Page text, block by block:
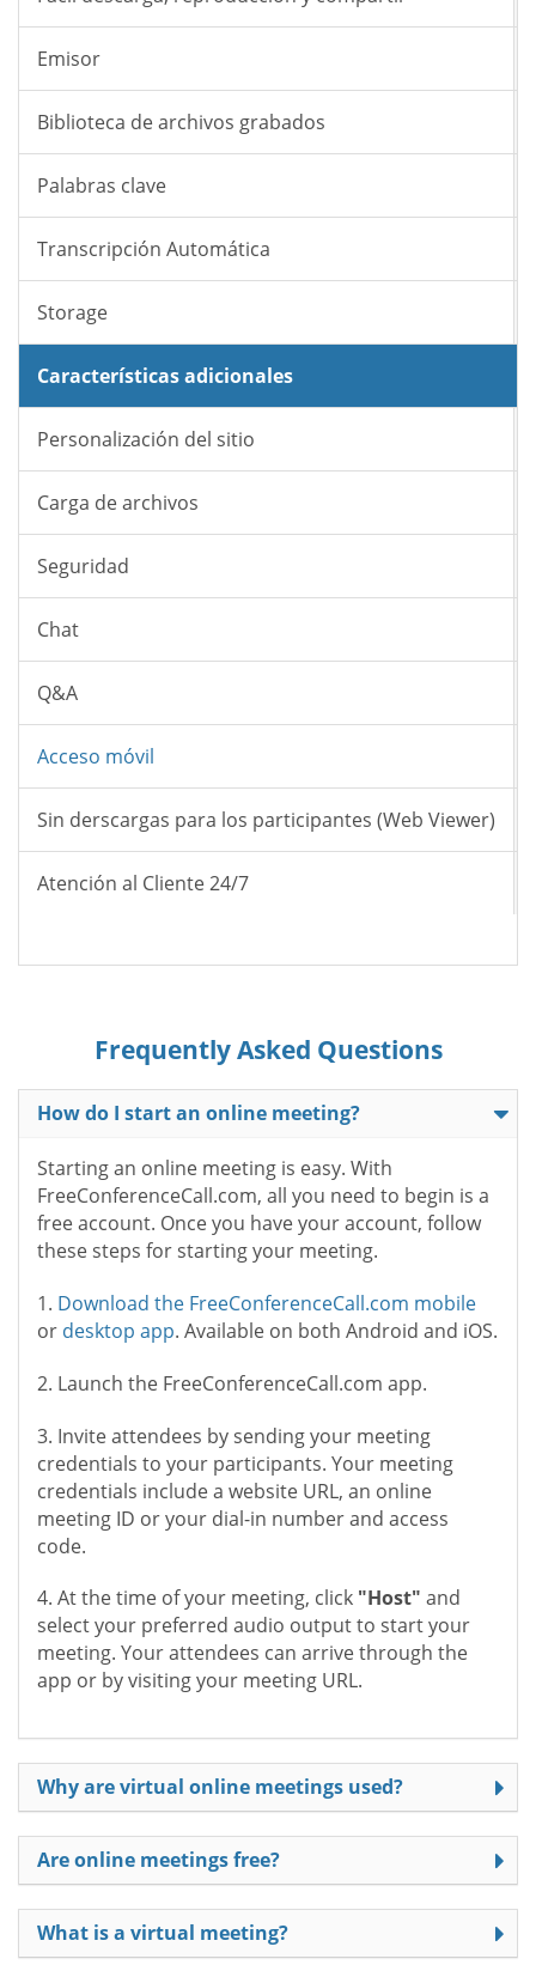
Emisor
Biblioteca de archivos grabados
Palabras clave
Transcripción Automática
Storage
Características adicionales
Personalización del sitio
Carga de archivos
Seguridad
Chat
Q&A
Acceso móvil
Sin derscargas para los participantes (Web Viewer)
Atención al Cliente 24/7
Frequently Asked Questions
How do I start an online meeting?
Starting an online meeting is easy. With
FreeConferenceCall.com, all you need to begin is a
free account. Once you have your account, follow
these steps for starting your meeting.
1. Download the FreeConferenceCall.com mobile
or desktop app. Available on both Android and iOS.
2. Launch the FreeConferenceCall.com app.
3. Invite attendees by sending your meeting
credentials to your participants. Your meeting
credentials include a website URL, an online
meeting ID or your dial-in number and access
code.
4. At the time of your meeting, click "Host" and
select your preferred audio output to start your
meeting. Your attendees can arrive through the
app or by visiting your meeting URL.
Why are virtual online meetings used?
Are online meetings free?
What is a virtual meeting?